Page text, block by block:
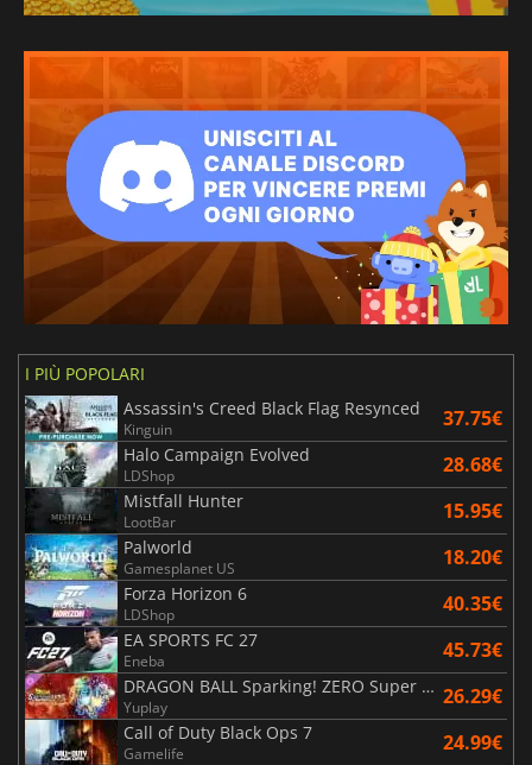
I PIÙ POPOLARI
Assassin's Creed Black Flag Resynced
Kinguin 37.75€
Halo Campaign Evolved
LDShop 28.68€
Mistfall Hunter
LootBar 15.95€
Palworld
Gamesplanet US 18.20€
Forza Horizon 6
LDShop 40.35€
EA SPORTS FC 27
Eneba 45.73€
DRAGON BALL Sparking! ZERO Super Limit Breaking NEO
Yuplay 26.29€
Call of Duty Black Ops 7
Gamelife 24.99€